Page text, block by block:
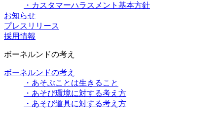
・カスタマーハラスメント基本方針
お知らせ
プレスリリース
採用情報
ボーネルンドの考え
ボーネルンドの考え
・あそぶことは生きること
・あそび環境に対する考え方
・あそび道具に対する考え方